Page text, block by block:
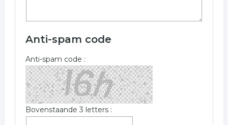
Anti-spam code
Anti-spam code :
Bovenstaande 3 letters :